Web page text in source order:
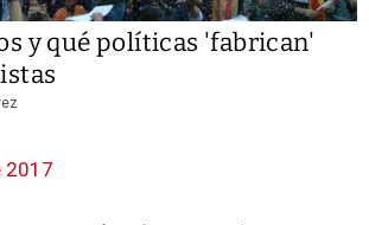
y qué políticas 'fabrican'
2017